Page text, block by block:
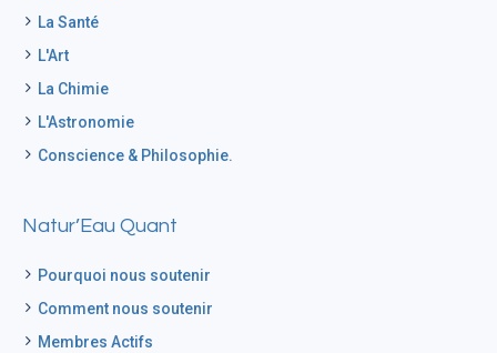
La Santé
L'Art
La Chimie
L'Astronomie
Conscience & Philosophie.
Natur’Eau Quant
Pourquoi nous soutenir
Comment nous soutenir
Membres Actifs